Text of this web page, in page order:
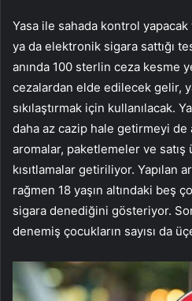
Yasa ile sahada kontrol
ya da elektronik sigara sattığı
anında 100 sterlin ceza kesme
cezalardan elde edilecek gelir,
sıkılaştırmak için kullanılacak.
daha az cazip hale getirmeyi de
aromalar, paketlemeler ve
kısıtlamalar getiriliyor. Yapılan
rağmen 18 yaşın altındaki beş
sigara denediğini gösteriyor.
denemiş çocukların sayısı da